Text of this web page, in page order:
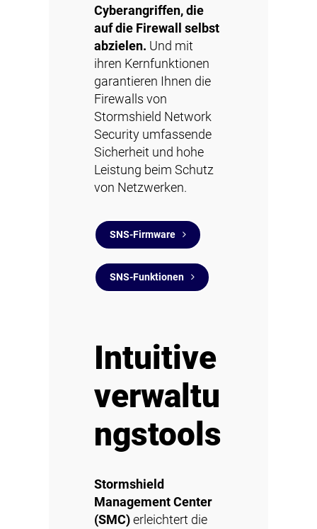
Cyberangriffen, die
auf die Firewall selbst
abzielen. Und mit
ihren Kernfunktionen
garantieren Ihnen die
Firewalls von
Stormshield Network
Security umfassende
Sicherheit und hohe
Leistung beim Schutz
von Netzwerken.
SNS-Firmware
SNS-Funktionen
Intuitive
verwaltu
ngstools
Stormshield
Management Center
(SMC) erleichtert die